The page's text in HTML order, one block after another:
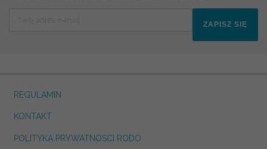
ZAPISZ SIĘ
REGULAMIN
KONTAKT
POLITYKA PRYWATNOSCI RODO